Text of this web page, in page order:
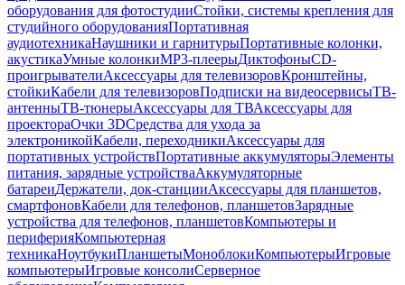
оборудования для фотостудииСтойки, системы крепления для
студийного оборудованияПортативная
аудиотехникаНаушники и гарнитурыПортативные колонки,
акустикаУмные колонкиMP3-плеерыДиктофоныCD-
проигрывателиАксессуары для телевизоровКронштейны,
стойкиКабели для телевизоровПодписки на видеосервисыТВ-
антенныТВ-тюнерыАксессуары для ТВАксессуары для
проектораОчки 3DСредства для ухода за
электроникойКабели, переходникиАксессуары для
портативных устройствПортативные аккумуляторыЭлементы
питания, зарядные устройстваАккумуляторные
батареиДержатели, док-станцииАксессуары для планшетов,
смартфоновКабели для телефонов, планшетовЗарядные
устройства для телефонов, планшетовКомпьютеры и
периферияКомпьютерная
техникаНоутбукиПланшетыМоноблокиКомпьютерыИгровые
компьютерыИгровые консолиСерверное